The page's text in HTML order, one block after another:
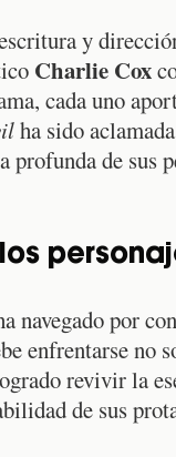
y
Charlie Cox
cada uno
ha sido
de sus
navegado por
enfrentarse no
revivir la
de sus